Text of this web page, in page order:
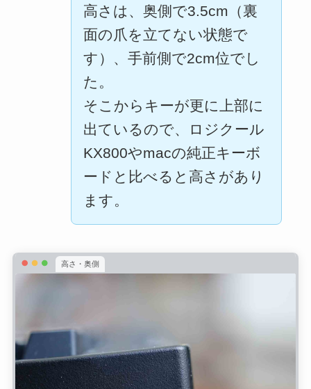
高さは、奥側で3.5cm（裏
面の爪を立てない状態で
す）、手前側で2cm位でし
た。
そこからキーが更に上部に
出ているので、ロジクール
KX800やmacの純正キーボ
ードと比べると高さがあり
ます。
高さ・奥側